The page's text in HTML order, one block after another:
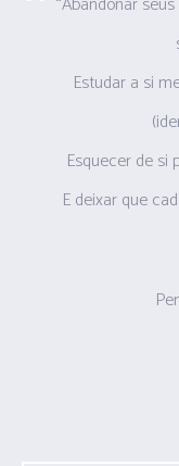
Estudar a si
Esquecer de si
E deixar que